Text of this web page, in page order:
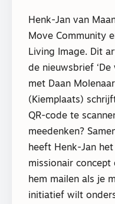
Henk-Jan van
Move Community
Living Image. Dit
de nieuwsbrief ‘De
met Daan
(Kiemplaats)
QR-code te
meedenken?
heeft Henk-Jan
missionair concept
hem mailen als je
initiatief wilt